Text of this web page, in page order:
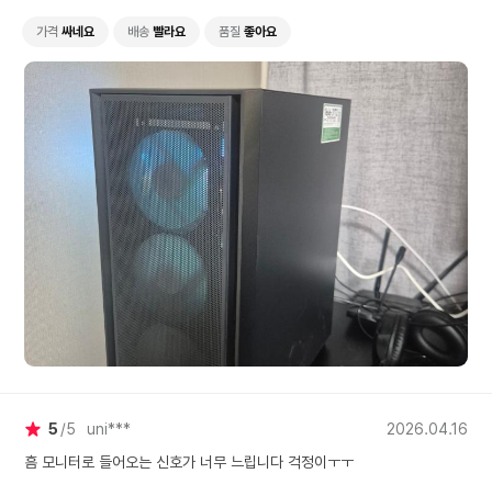
가격 싸네요 배송 빨라요 품질 좋아요
5 5 uni***
2026.04.16
흠 모니터로 들어오는 신호가 너무 느립니다 걱정이ㅜㅜ